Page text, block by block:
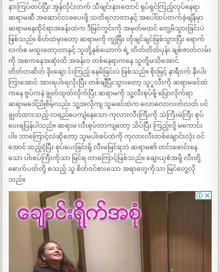
နားကြပ်တပ်ပြီး အွန်လိုင်းတက် သီချင်းနားထောင် ရုပ်ရှင်ကြည့်လုပ်နေရာ
ဆရာမဆီ အဆောင်လခပေးဖို့ သတိရလာတာနှင့် အပေါ်ထပ်တက်ခဲ့ချိန်မှာ
ဆရာမနေထိုင်ရာအခန်းထဲက ဒီမြင်ကွင်းကို အမှတ်မထင် တွေ့မိသွားခြင်းပဲ
ဖြစ်သည်။ စိတ်ထဲမှာတော့ ဆရာမကို ကျွဲမြီး တိုချင်ချင်ဖြစ်သွားပြီး ရောက်
လက်စ မထူးတော့တာနှင့် သူတို့နှစ်ယောက် ရဲ့ တိတ်တိတ်ပုန်း ချစ်ဇာတ်လမ်း
ကို အစကနေအဆုံးထိ အခန်းဝ တစ်နေရာကနေ သူတို့မသိအောင်
တိတ်တဆိတ် ခိုးချော င်းကြည့် နေမိခြင်းပဲ ဖြစ်သည်။ စိုးမြင့် နာရီဝက် နီးပါး
ကြာအောင် အားရပါးရလိုးပြီး တစ်ချီပြီးသွားတော့ သူှုလီးကို ဆရာမဖင်ထဲ
ကနေ ဗွပ်ကနဲ ချွတ်ထုတ်လိုက်ပြီး ဆရာမကို သူ့လီးစုပ်ဖို့ ပြောလိုက်ရာ
ဆရာမဒေါ်ညိုစိမ့်လည်း သူ့အလိုကျ သူမဖင်ထဲက လောလောလတ်လတ် ပင်
ချွတ်ထားသည့် လရည်ပေကျံနေသော ကုလားလီးကြီးကို သဲကြီးမဲကြီး စုပ်
ပေးရပြန်ပါသည်။ ဆရာမ လီးစုပ်တာကျတော့ သိပ်ပြီး ကြည့်လို့ မကောင်း
ပါ။ ဘာကြောင့်လဲဆိုတော့ သူမပါးစပ်ထဲကို ကုလားလီးတစ်ချောင်းလုံး ဝင်
အောင် ထည့်ငုံပြီး စုပ်ပေးခြင်းမို့ လီးမမြင်ရဘဲ ဆရာမ၏ တင်းဖောင်းနေ
သော ပါးစပ်ကြီးကိုသာ မြင်ရ တာကြောင့်ဖြစ်သည်။ ချောယုစံအဖို့ လီးတို့
စောက်ပတ်တို့ စသည့် သူ စိတ်ဝင်စားသော အရာတွေကိုသာ မြင်တွေ့လို
သည်။